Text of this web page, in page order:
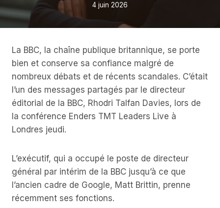
4 juin 2026
La BBC, la chaîne publique britannique, se porte
bien et conserve sa confiance malgré de
nombreux débats et de récents scandales. C’était
l’un des messages partagés par le directeur
éditorial de la BBC, Rhodri Talfan Davies, lors de
la conférence Enders TMT Leaders Live à
Londres jeudi.
L’exécutif, qui a occupé le poste de directeur
général par intérim de la BBC jusqu’à ce que
l’ancien cadre de Google, Matt Brittin, prenne
récemment ses fonctions.